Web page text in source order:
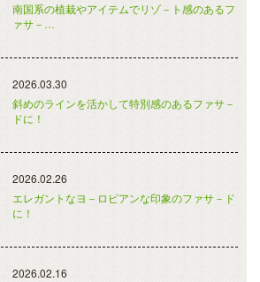
南国系の植栽やアイテムでリゾ－ト感のあるフ
ァサ－…
2026.03.30
斜めのラインを活かして特別感のあるファサ－
ドに！
2026.02.26
エレガントなヨ－ロピアンな印象のファサ－ド
に！
2026.02.16